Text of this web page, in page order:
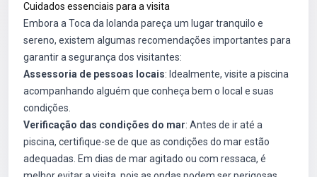
Cuidados essenciais para a visita
Embora a Toca da Iolanda pareça um lugar tranquilo e
sereno, existem algumas recomendações importantes para
garantir a segurança dos visitantes:
Assessoria de pessoas locais: Idealmente, visite a piscina
acompanhando alguém que conheça bem o local e suas
condições.
Verificação das condições do mar: Antes de ir até a
piscina, certifique-se de que as condições do mar estão
adequadas. Em dias de mar agitado ou com ressaca, é